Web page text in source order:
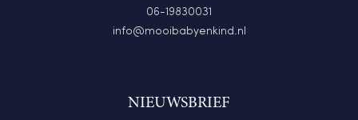
06-19830031
info@mooibabyenkind.nl
NIEUWSBRIEF